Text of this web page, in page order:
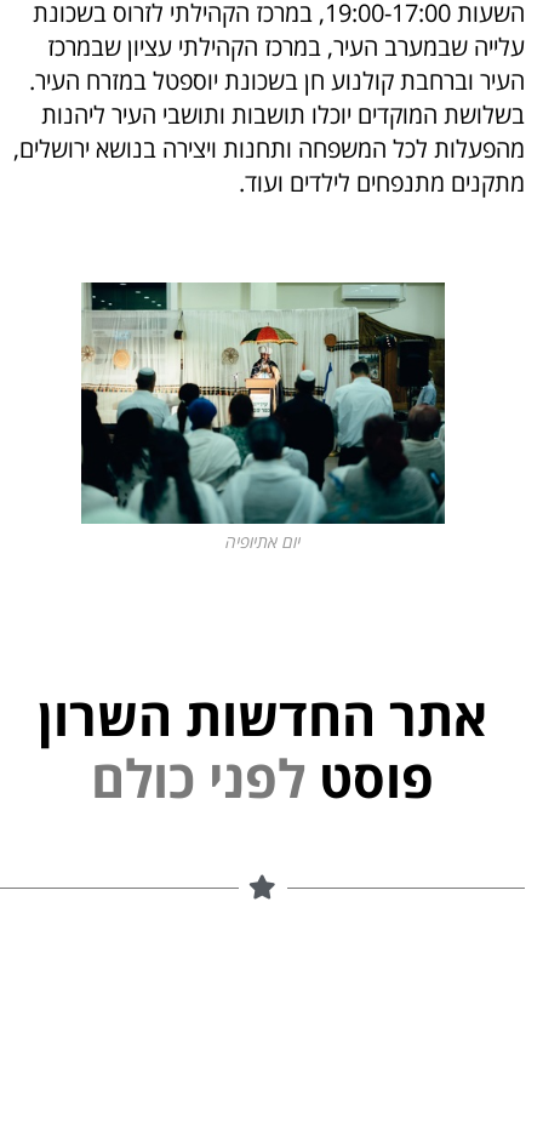
השעות 19:00-17:00, במרכז הקהילתי לזרוס בשכונת
עלייה שבמערב העיר, במרכז הקהילתי עציון שבמרכז
העיר וברחבת קולנוע חן בשכונת יוספטל במזרח העיר.
בשלושת המוקדים יוכלו תושבות ותושבי העיר ליהנות
מהפעלות לכל המשפחה ותחנות ויצירה בנושא ירושלים,
מתקנים מתנפחים לילדים ועוד.
יום אתיופיה
אתר החדשות השרון
פוסט